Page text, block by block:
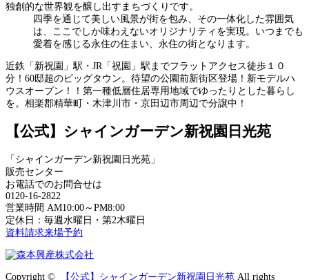
独創的な世界観を醸し出すまちづくりです。
四季を通じて美しい風景が街を包み、その一体化した雰囲気
は、ここでしか味わえないオリジナリティを実現。いつまでも
愛着を感じる永住の住まい、永住の街となります。
近鉄「新祝園」駅・JR「祝園」駅までフラットアクセス徒歩１０
分！60邸超のビッグタウン。待望の公園前新街区登場！新モデルハ
ウスオープン！！第一種低層住居専用地域でゆったりとした暮らし
を。相楽郡精華町・木津川市・京田辺市周辺で分譲中！
【公式】シャインガーデン新祝園日光苑
「シャインガーデン新祝園日光苑」
販売センター
お電話でのお問合せは
0120-16-2822
営業時間 AM10:00～PM8:00
定休日：毎週水曜日・第2木曜日
資料請求来場予約
Copyright © 【公式】シャインガーデン新祝園日光苑 All rights